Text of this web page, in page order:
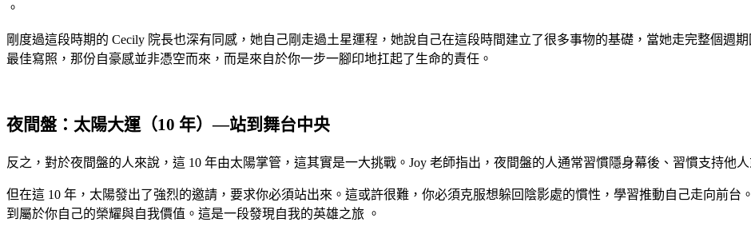
。
剛度過這段時期的 Cecily 院長也深有同感，她自己剛走過土星運程，她說自己在這段時間建立了很多事物的基礎，當她走完整個週
最佳寫照，那份自豪感並非憑空而來，而是來自於你一步一腳印地扛起了生命的責任。
夜間盤：太陽大運（10 年）—站到舞台中央
反之，對於夜間盤的人來說，這 10 年由太陽掌管，這其實是一大挑戰。Joy 老師指出，夜間盤的人通常習慣隱身幕後、習慣支持他
但在這 10 年，太陽發出了強烈的邀請，要求你必須站出來。這或許很難，你必須克服想躲回陰影處的慣性，學習推動自己走向前
到屬於你自己的榮耀與自我價值。這是一段發現自我的英雄之旅 。